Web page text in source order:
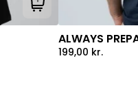
Tilføj til kurv
ALWAYS
199,00 kr.